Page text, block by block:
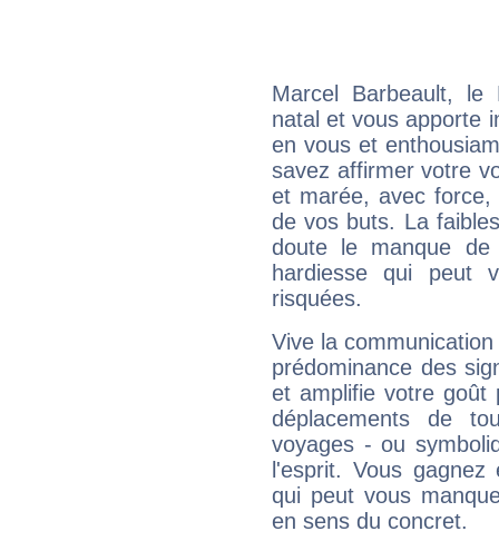
Marcel Barbeault, le
natal et vous apporte
en vous et
savez affirmer votre
et marée, avec
de vos buts. La
doute le manque
hardiesse qui peut
risquées.
Vive la
prédominance des
et amplifie votre goût
déplacements de
voyages - ou
l'esprit. Vous
qui peut vous
en sens du concret.